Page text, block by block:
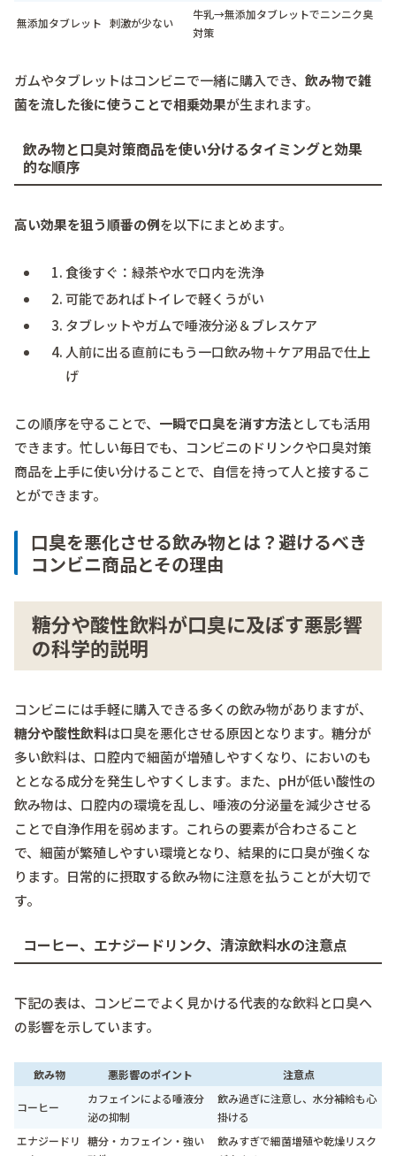
無添加タブレット 刺激が少ない
牛乳→無添加タブレットでニンニク臭
対策
ガムやタブレットはコンビニで一緒に購入でき、 飲み物で雑
菌を流した後に使うことで相乗効果が生まれます。
飲み物と口臭対策商品を使い分けるタイミングと効果
的な順序
高い効果を狙う順番の例を以下にまとめます。
食後すぐ：緑茶や水で口内を洗浄
可能であればトイレで軽くうがい
タブレットやガムで唾液分泌＆ブレスケア
人前に出る直前にもう一口飲み物＋ケア用品で仕上
げ
この順序を守ることで、 一瞬で口臭を消す方法としても活用
できます。忙しい毎日でも、コンビニのドリンクや口臭対策
商品を上手に使い分けることで、自信を持って人と接するこ
とができます。
口臭を悪化させる飲み物とは？避けるべき
コンビニ商品とその理由
糖分や酸性飲料が口臭に及ぼす悪影響
の科学的説明
コンビニには手軽に購入できる多くの飲み物がありますが、
糖分や酸性飲料は口臭を悪化させる原因となります。糖分が
多い飲料は、口腔内で細菌が増殖しやすくなり、においのも
ととなる成分を発生しやすくします。また、pHが低い酸性の
飲み物は、口腔内の環境を乱し、唾液の分泌量を減少させる
ことで自浄作用を弱めます。これらの要素が合わさること
で、細菌が繁殖しやすい環境となり、結果的に口臭が強くな
ります。日常的に摂取する飲み物に注意を払うことが大切で
す。
コーヒー、エナジードリンク、清涼飲料水の注意点
下記の表は、コンビニでよく見かける代表的な飲料と口臭へ
の影響を示しています。
飲み物 悪影響のポイント 注意点
コーヒー
カフェインによる唾液分
泌の抑制
飲み過ぎに注意し、水分補給も心
掛ける
エナジードリ 糖分・カフェイン・強い
飲みすぎで細菌増殖や乾燥リスク